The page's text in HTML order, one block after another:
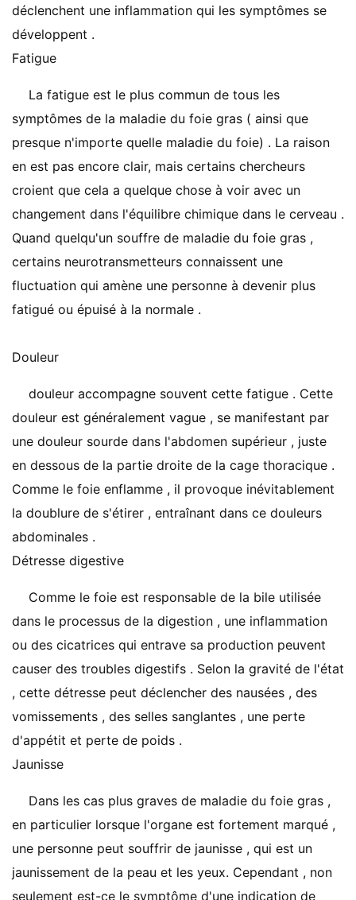
déclenchent une inflammation qui les symptômes se
développent .
Fatigue
La fatigue est le plus commun de tous les
symptômes de la maladie du foie gras ( ainsi que
presque n'importe quelle maladie du foie) . La raison
en est pas encore clair, mais certains chercheurs
croient que cela a quelque chose à voir avec un
changement dans l'équilibre chimique dans le cerveau .
Quand quelqu'un souffre de maladie du foie gras ,
certains neurotransmetteurs connaissent une
fluctuation qui amène une personne à devenir plus
fatigué ou épuisé à la normale .
Douleur
douleur accompagne souvent cette fatigue . Cette
douleur est généralement vague , se manifestant par
une douleur sourde dans l'abdomen supérieur , juste
en dessous de la partie droite de la cage thoracique .
Comme le foie enflamme , il provoque inévitablement
la doublure de s'étirer , entraînant dans ce douleurs
abdominales .
Détresse digestive
Comme le foie est responsable de la bile utilisée
dans le processus de la digestion , une inflammation
ou des cicatrices qui entrave sa production peuvent
causer des troubles digestifs . Selon la gravité de l'état
, cette détresse peut déclencher des nausées , des
vomissements , des selles sanglantes , une perte
d'appétit et perte de poids .
Jaunisse
Dans les cas plus graves de maladie du foie gras ,
en particulier lorsque l'organe est fortement marqué ,
une personne peut souffrir de jaunisse , qui est un
jaunissement de la peau et les yeux. Cependant , non
seulement est-ce le symptôme d'une indication de